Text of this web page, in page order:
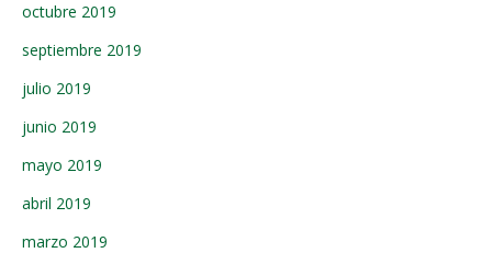
octubre 2019
septiembre 2019
julio 2019
junio 2019
mayo 2019
abril 2019
marzo 2019